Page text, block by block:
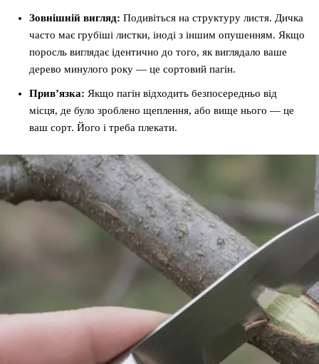
Зовнішній вигляд: Подивіться на структуру листя. Дичка
часто має грубіші листки, іноді з іншим опушенням. Якщо
поросль виглядає ідентично до того, як виглядало ваше
дерево минулого року — це сортовий пагін.
Прив’язка: Якщо пагін відходить безпосередньо від
місця, де було зроблено щеплення, або вище нього — це
ваш сорт. Його і треба плекати.